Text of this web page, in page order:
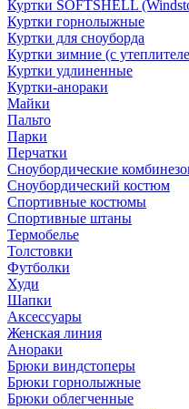
Куртки SOFTSHELL
Куртки горнолыжные
Куртки для сноуборда
Куртки зимние (с
Куртки удлиненные
Куртки-анораки
Майки
Пальто
Парки
Перчатки
Сноубордические
Сноубордический костюм
Спортивные костюмы
Спортивные штаны
Термобелье
Толстовки
Футболки
Худи
Шапки
Аксессуары
Женская линия
Анораки
Брюки виндстоперы
Брюки горнолыжные
Брюки облегченные